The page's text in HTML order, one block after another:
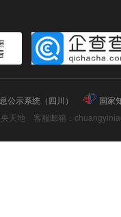
公示系统（四川）
国家
天地 客服邮箱：